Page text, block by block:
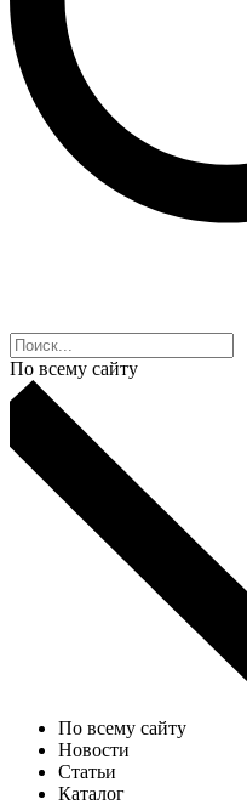
По всему сайту
По всему сайту
Новости
Статьи
Каталог